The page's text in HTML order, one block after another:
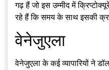
गढ़ हैं जो इस उम्मीद में
रहे हैं कि समय के साथ इसकी
वेनेजुएला
वेनेजुएला के कई व्यापारियों ने